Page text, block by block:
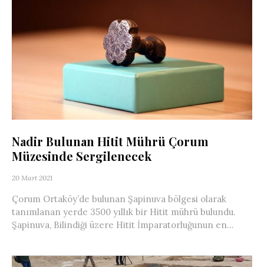
Nadir Bulunan Hitit Mührü Çorum
Müzesinde Sergilenecek
20 Mart 2021
Çorum Ortaköy’de bulunan Şapinuva bölgesi olarak
tanımlanan yerde 3500 yıllık bir Hitit mührü bulundu.
Şapinuva, Bilindiği üzere Hitit İmparatorluğunun en...